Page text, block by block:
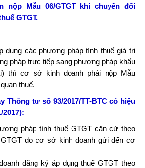
nộp Mẫu 06/GTGT khi chuyển đổi
GTGT.
dụng các phương pháp tính thuế giá trị
pháp trực tiếp sang phương pháp khấu
thì cơ sở kinh doanh phải nộp Mẫu
thuế.
Thông tư số 93/2017/TT-BTC có hiệu
2017):
pháp tính thuế GTGT căn cứ theo
do cơ sở kinh doanh gửi đến cơ
đăng ký áp dụng thuế GTGT theo